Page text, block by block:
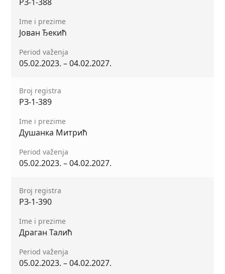
Ime i prezime
Јован Ђекић
Period važenja
05.02.2023. – 04.02.2027.
Broj registra
РЗ-1-389
Ime i prezime
Душанка Митрић
Period važenja
05.02.2023. – 04.02.2027.
Broj registra
РЗ-1-390
Ime i prezime
Драган Талић
Period važenja
05.02.2023. – 04.02.2027.